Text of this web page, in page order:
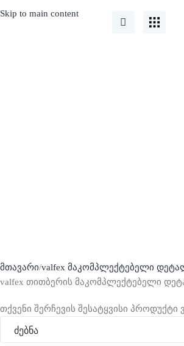
Skip to main content
მთავარი valfex მაკომპლექტებელი
valfex თითბერის მაკომპლექტებელი
თქვენი შერჩევის შესატყვისი პროდუქტი